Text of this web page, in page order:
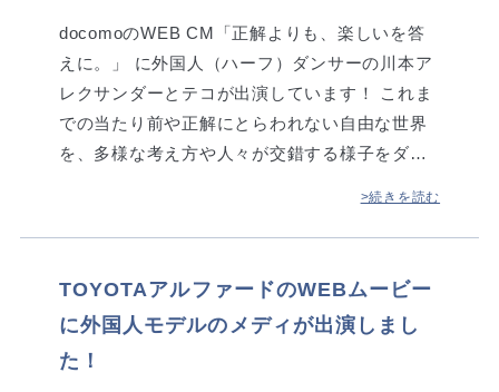
docomoのWEB CM「正解よりも、楽しいを答
えに。」 に外国人（ハーフ）ダンサーの川本ア
レクサンダーとテコが出演しています！ これま
での当たり前や正解にとらわれない自由な世界
を、多様な考え方や人々が交錯する様子をダ…
>続きを読む
TOYOTAアルファードのWEBムービー
に外国人モデルのメディが出演しまし
た！